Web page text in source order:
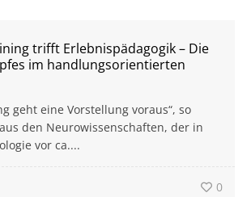
trifft Erlebnispädagogik – Die
im handlungsorientierten
geht eine Vorstellung voraus“, so
den Neurowissenschaften, der in
vor ca....
0